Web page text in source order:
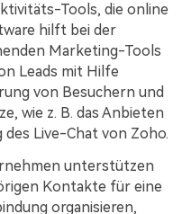
Tools, die online
hilft bei der
Marketing-Tools
Leads mit Hilfe
von Besuchern und
wie z. B. das Anbieten
Live-Chat von Zoho.
unterstützen
Kontakte für eine
organisieren,